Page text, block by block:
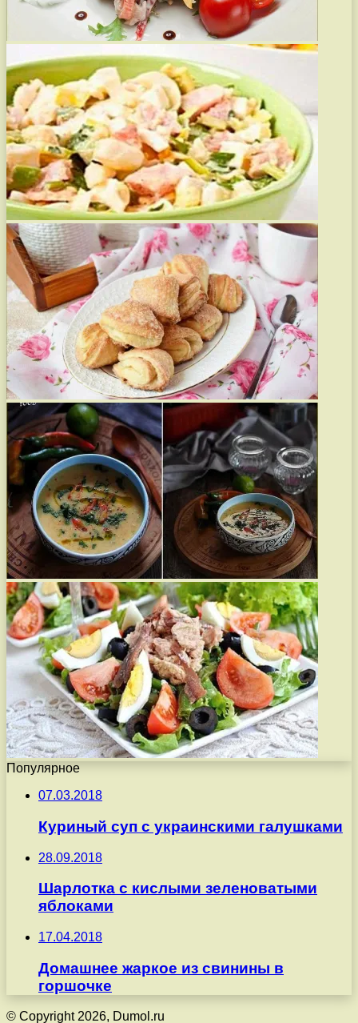
Популярное
07.03.2018
Куриный суп с украинскими галушками
28.09.2018
Шарлотка с кислыми зеленоватыми
яблоками
17.04.2018
Домашнее жаркое из свинины в
горшочке
© Copyright 2026, Dumol.ru